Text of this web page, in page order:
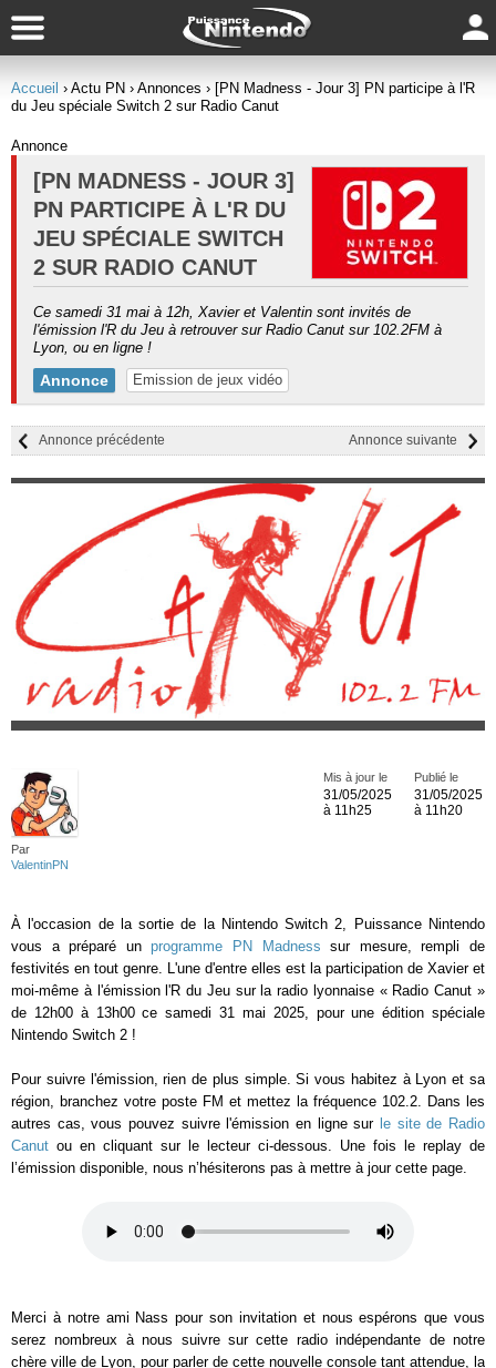
Accueil › Actu PN › Annonces › [PN Madness - Jour 3] PN participe à l'R
du Jeu spéciale Switch 2 sur Radio Canut
Annonce
[PN MADNESS - JOUR 3]
PN PARTICIPE À L'R DU
JEU SPÉCIALE SWITCH
2 SUR RADIO CANUT
Ce samedi 31 mai à 12h, Xavier et Valentin sont invités de
l'émission l'R du Jeu à retrouver sur Radio Canut sur 102.2FM à
Lyon, ou en ligne !
Annonce Emission de jeux vidéo
Annonce suivante
Annonce précédente
Par
ValentinPN
Publié le
31/05/2025
à 11h20
Mis à jour le
31/05/2025
à 11h25
À l'occasion de la sortie de la Nintendo Switch 2, Puissance Nintendo
vous a préparé unprogramme PN Madness sur mesure, rempli de
festivités en tout genre. L'une d'entre elles est la participation de Xavier et
moi-même à l'émission l'R du Jeu sur la radio lyonnaise « Radio Canut »
de 12h00 à 13h00 ce samedi 31 mai 2025, pour une édition spéciale
Nintendo Switch 2 !
Pour suivre l'émission, rien de plus simple. Si vous habitez à Lyon et sa
région, branchez votre poste FM et mettez la fréquence 102.2. Dans les
autres cas, vous pouvez suivre l'émission en ligne sur le site de Radio
Canut ou en cliquant sur le lecteur ci-dessous. Une fois le replay de
l’émission disponible, nous n’hésiterons pas à mettre à jour cette page.
Merci à notre ami Nass pour son invitation et nous espérons que vous
serez nombreux à nous suivre sur cette radio indépendante de notre
chère ville de Lyon, pour parler de cette nouvelle console tant attendue, la